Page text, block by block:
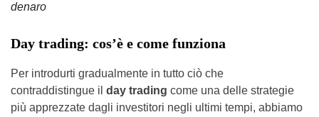
denaro
Day trading: cos’è e come funziona
Per introdurti gradualmente in tutto ciò che
contraddistingue il day trading come una delle strategie
più apprezzate dagli investitori negli ultimi tempi, abbiamo